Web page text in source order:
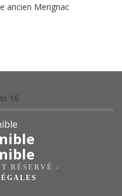
ancien Merignac
RÉSERVÉ -